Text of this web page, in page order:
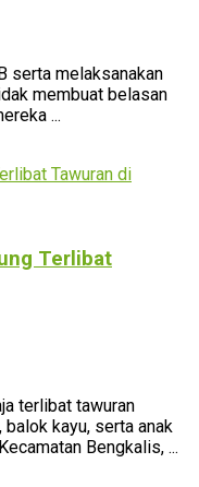
serta melaksanakan
membuat belasan
...
Terlibat
terlibat tawuran
kayu, serta anak
Bengkalis, ...